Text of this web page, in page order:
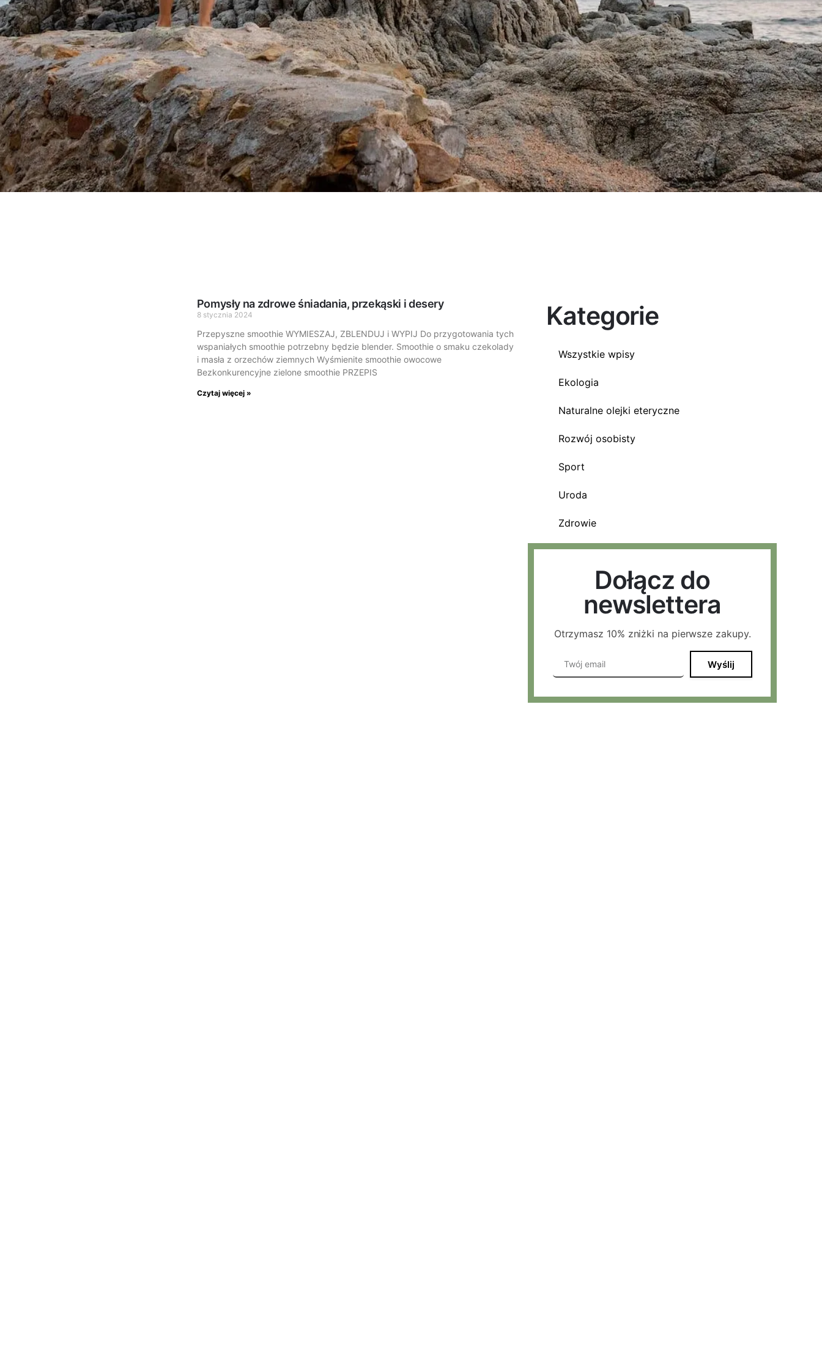
Pomysły na zdrowe śniadania, przekąski i desery
8 stycznia 2024
Przepyszne smoothie WYMIESZAJ, ZBLENDUJ i WYPIJ Do przygotowania tych
wspaniałych smoothie potrzebny będzie blender. Smoothie o smaku czekolady
i masła z orzechów ziemnych Wyśmienite smoothie owocowe
Bezkonkurencyjne zielone smoothie PRZEPIS
Czytaj więcej »
Kategorie
Wszystkie wpisy
Ekologia
Naturalne olejki eteryczne
Rozwój osobisty
Sport
Uroda
Zdrowie
Dołącz do
newslettera
Otrzymasz 10% zniżki na pierwsze zakupy.
Wyślij